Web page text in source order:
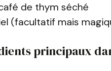
de thym séché
(facultatif mais
principaux